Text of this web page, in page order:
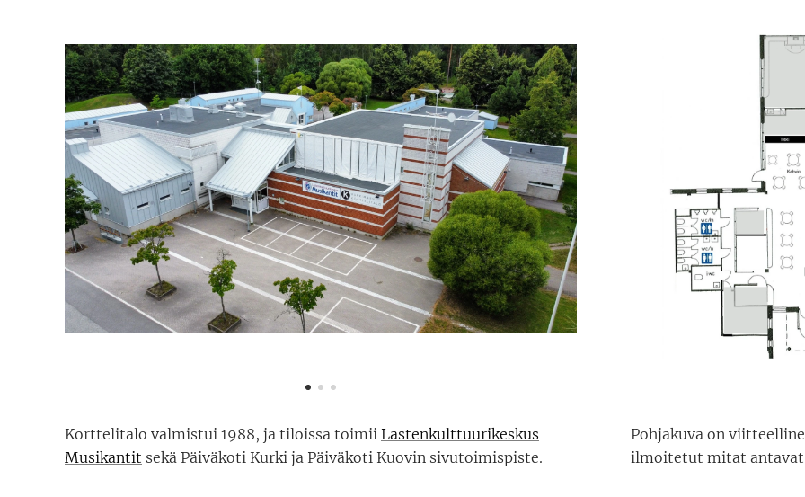
Korttelitalo valmistui 1988, ja tiloissa toimii Lastenkulttuurikeskus
Musikantit sekä Päiväkoti Kurki ja Päiväkoti Kuovin sivutoimispiste.
Pohjakuva on
ilmoitetut mitat antavat